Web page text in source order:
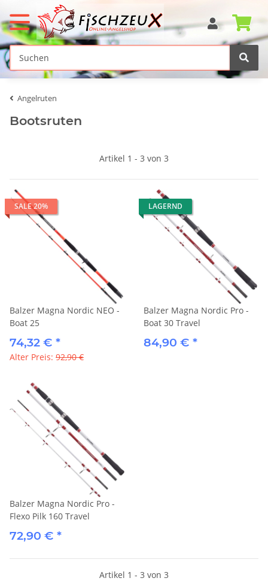
Angelruten
Bootsruten
Artikel 1 - 3 von 3
SALE 20%
Balzer Magna Nordic NEO -
Boat 25
74,32 € *
Alter Preis: 92,90 €
LAGERND
Balzer Magna Nordic Pro -
Boat 30 Travel
84,90 € *
Balzer Magna Nordic Pro -
Flexo Pilk 160 Travel
72,90 € *
Artikel 1 - 3 von 3